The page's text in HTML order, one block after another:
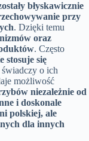
błyskawicznie
przy
. Dzięki temu
oraz
. Często
stosuje się
świadczy o ich
możliwość
niezależnie od
i doskonale
polskiej, ale
dla innych